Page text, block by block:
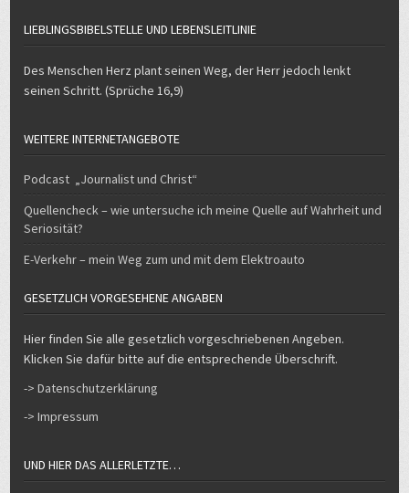
LIEBLINGSBIBELSTELLE UND LEBENSLEITLINIE
Des Menschen Herz plant seinen Weg, der Herr jedoch lenkt
seinen Schritt. (Sprüche 16,9)
WEITERE INTERNETANGEBOTE
Podcast „Journalist und Christ“
Quellencheck – wie untersuche ich meine Quelle auf Wahrheit und
Seriosität?
E-Verkehr – mein Weg zum und mit dem Elektroauto
GESETZLICH VORGESEHENE ANGABEN
Hier finden Sie alle gesetzlich vorgeschriebenen Angeben.
Klicken Sie dafür bitte auf die entsprechende Überschrift.
-> Datenschutzerklärung
-> Impressum
UND HIER DAS ALLERLETZTE…